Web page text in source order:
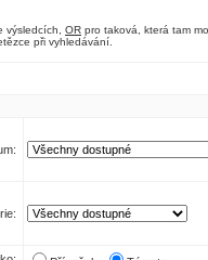
výsledcích, OR pro taková, která tam
při vyhledávání.